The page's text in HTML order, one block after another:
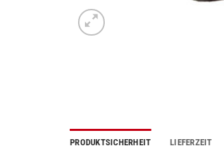
PRODUKTSICHERHEIT LIEFERZEIT